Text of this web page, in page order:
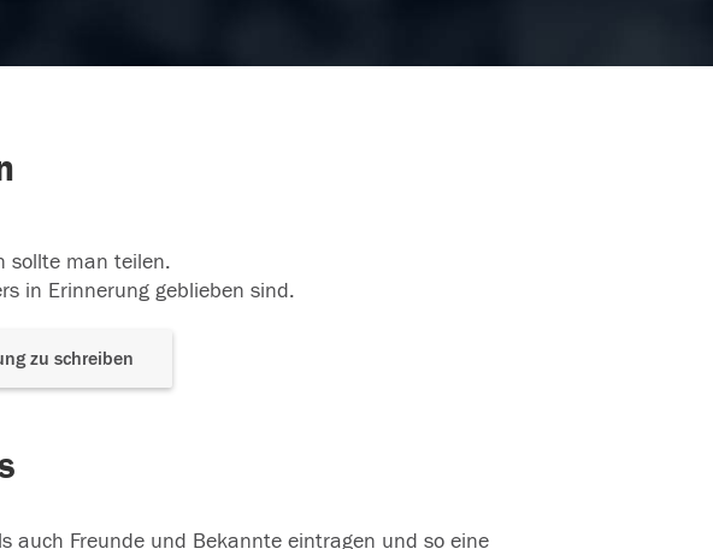
sollte man teilen.
in Erinnerung geblieben sind.
zu schreiben
auch Freunde und Bekannte eintragen und so eine